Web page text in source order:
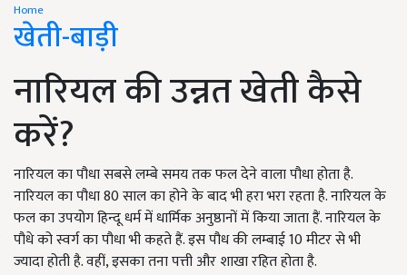
Home
खेती-बाड़ी
नारियल की उन्नत खेती कैसे
करें?
नारियल का पौधा सबसे लम्बे समय तक फल देने वाला पौधा होता है.
नारियल का पौधा 80 साल का होने के बाद भी हरा भरा रहता है. नारियल के
फल का उपयोग हिन्दू धर्म में धार्मिक अनुष्ठानों में किया जाता हैं. नारियल के
पौधे को स्वर्ग का पौधा भी कहते हैं. इस पौध की लम्बाई 10 मीटर से भी
ज्यादा होती है. वहीं, इसका तना पत्ती और शाखा रहित होता है.